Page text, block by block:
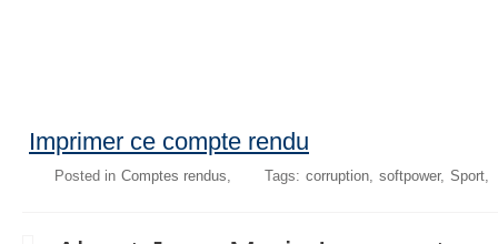
Imprimer ce compte rendu
Posted in Comptes rendus Tags: corruption softpower Sport